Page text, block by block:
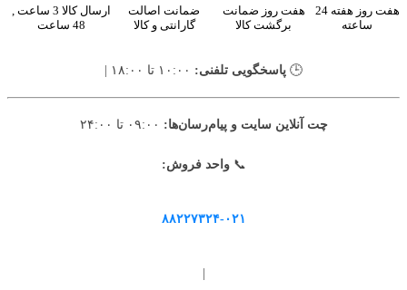
هفت روز هفته 24
ساعته
هفت روز ضمانت
برگشت کالا
ضمانت اصالت
گارانتی و کالا
ارسال کالا 3 ساعت ,
48 ساعت
🕒 پاسخگویی تلفنی:
چت آنلاین سایت و پیام‌رسان‌ها:
📞واحد فروش:
۸۸۲۲۷۳۲۴-۰۲۱